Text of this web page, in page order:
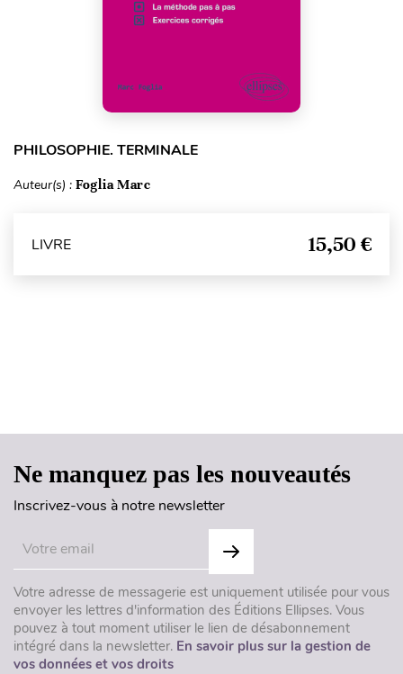
PHILOSOPHIE. TERMINALE
Auteur(s) : Foglia Marc
LIVRE 15,50 €
Ne manquez pas les nouveautés
Inscrivez-vous à notre newsletter
Votre adresse de messagerie est uniquement utilisée pour vous
envoyer les lettres d'information des Éditions Ellipses. Vous
pouvez à tout moment utiliser le lien de désabonnement
intégré dans la newsletter. En savoir plus sur la gestion de
vos données et vos droits